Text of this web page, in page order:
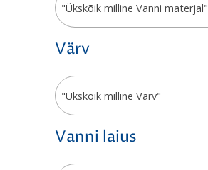
"Ükskõik milline Vanni materjal"
Värv
"Ükskõik milline Värv"
Vanni laius